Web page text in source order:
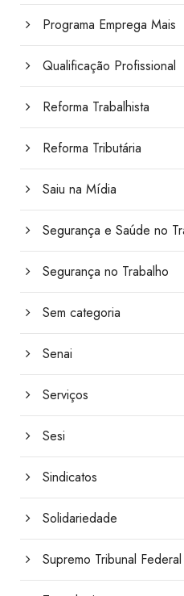
Programa Emprega Mais
Qualificação Profissional
Reforma Trabalhista
Reforma Tributária
Saiu na Mídia
Segurança e Saúde no
Segurança no Trabalho
Sem categoria
Senai
Serviços
Sesi
Sindicatos
Solidariedade
Supremo Tribunal Federal